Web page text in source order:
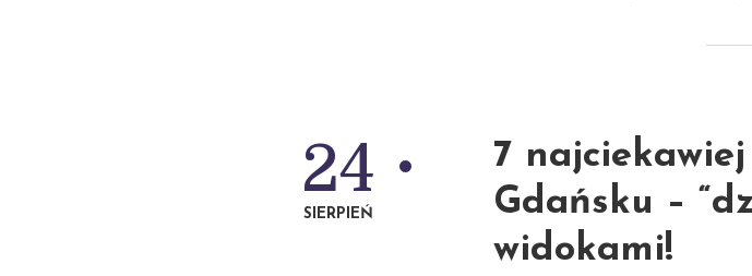
7 najciekawiej
Gdańsku –
widokami!
24
SIERPIEŃ